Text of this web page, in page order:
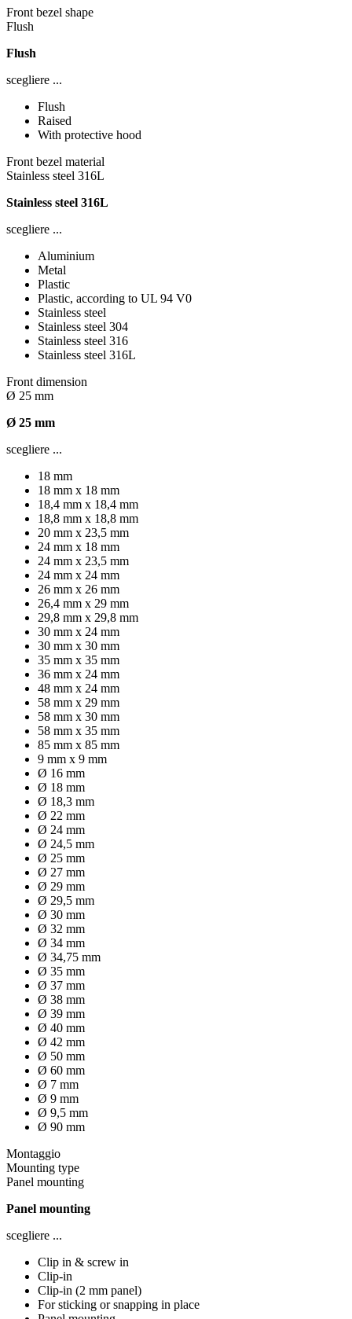
Front bezel shape
Flush
Flush
scegliere ...
Flush
Raised
With protective hood
Front bezel material
Stainless steel 316L
Stainless steel 316L
scegliere ...
Aluminium
Metal
Plastic
Plastic, according to UL 94 V0
Stainless steel
Stainless steel 304
Stainless steel 316
Stainless steel 316L
Front dimension
Ø 25 mm
Ø 25 mm
scegliere ...
18 mm
18 mm x 18 mm
18,4 mm x 18,4 mm
18,8 mm x 18,8 mm
20 mm x 23,5 mm
24 mm x 18 mm
24 mm x 23,5 mm
24 mm x 24 mm
26 mm x 26 mm
26,4 mm x 29 mm
29,8 mm x 29,8 mm
30 mm x 24 mm
30 mm x 30 mm
35 mm x 35 mm
36 mm x 24 mm
48 mm x 24 mm
58 mm x 29 mm
58 mm x 30 mm
58 mm x 35 mm
85 mm x 85 mm
9 mm x 9 mm
Ø 16 mm
Ø 18 mm
Ø 18,3 mm
Ø 22 mm
Ø 24 mm
Ø 24,5 mm
Ø 25 mm
Ø 27 mm
Ø 29 mm
Ø 29,5 mm
Ø 30 mm
Ø 32 mm
Ø 34 mm
Ø 34,75 mm
Ø 35 mm
Ø 37 mm
Ø 38 mm
Ø 39 mm
Ø 40 mm
Ø 42 mm
Ø 50 mm
Ø 60 mm
Ø 7 mm
Ø 9 mm
Ø 9,5 mm
Ø 90 mm
Montaggio
Mounting type
Panel mounting
Panel mounting
scegliere ...
Clip in & screw in
Clip-in
Clip-in (2 mm panel)
For sticking or snapping in place